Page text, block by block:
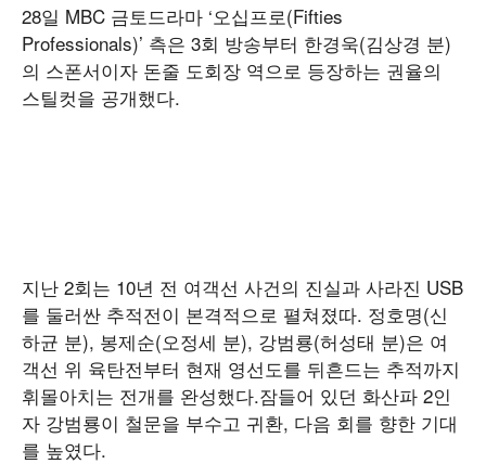
28일 MBC 금토드라마 ‘오십프로(Fifties
Professionals)’ 측은 3회 방송부터 한경욱(김상경 분)
의 스폰서이자 돈줄 도회장 역으로 등장하는 권율의
스틸컷을 공개했다.
지난 2회는 10년 전 여객선 사건의 진실과 사라진 USB
를 둘러싼 추적전이 본격적으로 펼쳐졌따. 정호명(신
하균 분), 봉제순(오정세 분), 강범룡(허성태 분)은 여
객선 위 육탄전부터 현재 영선도를 뒤흔드는 추적까지
휘몰아치는 전개를 완성했다.잠들어 있던 화산파 2인
자 강범룡이 철문을 부수고 귀환, 다음 회를 향한 기대
를 높였다.